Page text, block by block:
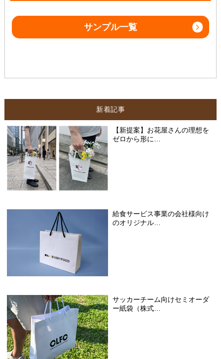
サンプル一覧
新着記事
【新提案】お花屋さんの理想を
ゼロから形に…
給食サービス事業の会社様向け
のオリジナル…
サッカーチーム向けセミオーダ
ー紙袋（株式…